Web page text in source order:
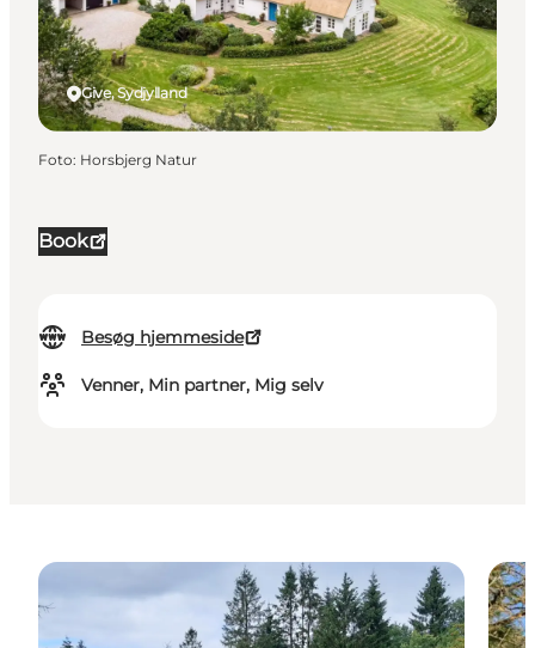
Book
Besøg hjemmeside
Venner, Min partner, Mig selv
Give, Sydjylland
Foto: Horsbjerg Natur